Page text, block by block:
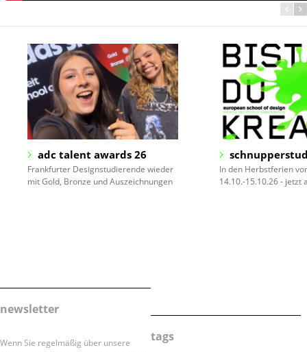
adc talent awards 26
Frankfurter Designstudierende wieder
mit Gold, Bronze und Auszeichnungen
In den Herbstferien
14.10.-15.10.26 - jetzt
newsletter
Wenn Sie regelmäßig über unsere
tags